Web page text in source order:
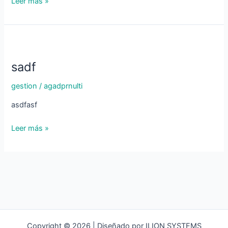
sadf
gestion /agadprnulti
asdfasf
Leer más »
Copyright © 2026 | Diseñado por ILION SYSTEMS